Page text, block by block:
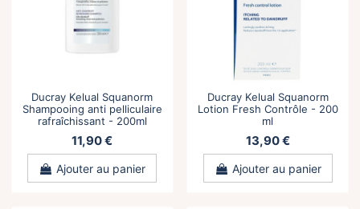
Ducray Kelual Squanorm
Shampooing anti pelliculaire
rafraîchissant - 200ml
11,90 €
Ajouter au panier
Ducray Kelual Squanorm
Lotion Fresh Contrôle - 200
ml
13,90 €
Ajouter au panier